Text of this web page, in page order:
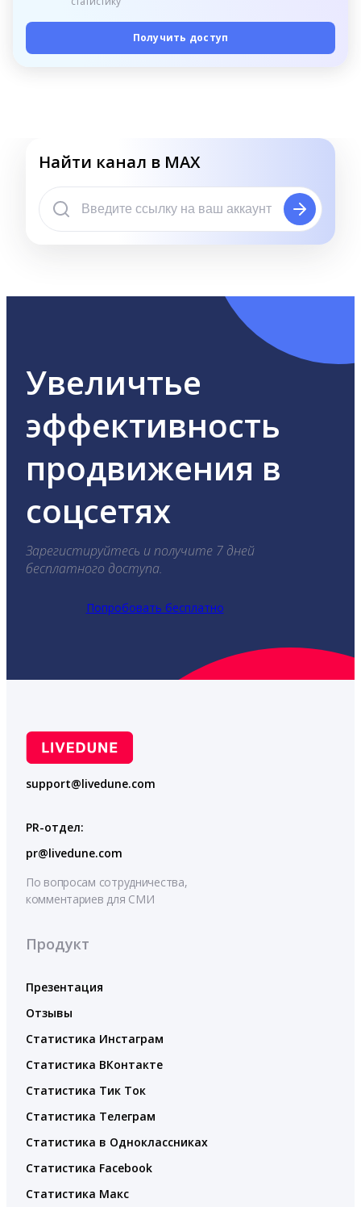
Получить доступ
Найти канал в MAX
Увеличтье
эффективность
продвижения в
соцсетях
Зарегистируйтесь и получите 7 дней
бесплатного доступа.
Попробовать бесплатно
support@livedune.com
PR-отдел:
pr@livedune.com
По вопросам сотрудничества,
комментариев для СМИ
Продукт
Презентация
Отзывы
Статистика Инстаграм
Статистика ВКонтакте
Статистика Тик Ток
Статистика Телеграм
Статистика в Одноклассниках
Статистика Facebook
Статистика Макс